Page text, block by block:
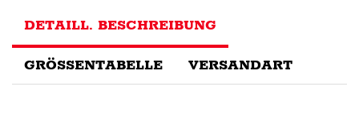
DETAILL. BESCHREIBUNG
GRÖSSENTABELLE VERSANDART